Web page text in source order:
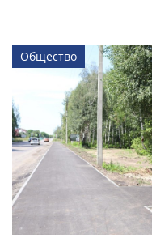
Общество